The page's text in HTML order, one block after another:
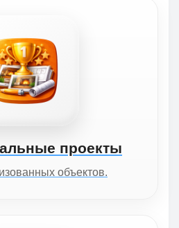
проекты
объектов.